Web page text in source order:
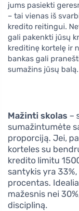
jums pasiekti
– tai vienas iš
kredito reitingui.
gali pakenkti jūsų
kreditinę kortelę ir
bankas gali
sumažins jūsų balą.
Mažinti skolas –
sumažintumėte
proporciją. Jei,
korteles su
kredito limitu
santykis yra
procentas.
mažesnis nei
discipliną.